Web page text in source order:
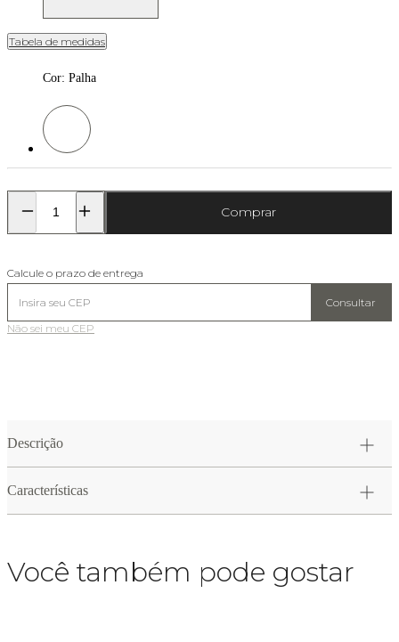
Tabela de medidas
Cor: Palha
Cor: Palha
Comprar
Calcule o prazo de entrega
Consultar
Não sei meu CEP
Descrição
Características
Você também pode gostar